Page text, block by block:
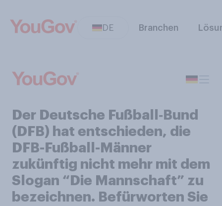
DE Branchen
Der Deutsche Fußball‑Bund
(DFB) hat entschieden, die
DFB-Fußball-Männer
zukünftig nicht mehr mit dem
Slogan “Die Mannschaft” zu
bezeichnen. Befürworten Sie